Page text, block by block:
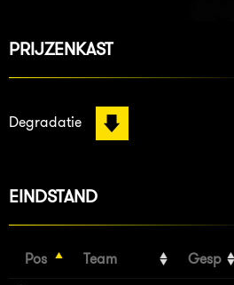
PRIJZENKAST
Degradatie
EINDSTAND
Pos Team Gesp